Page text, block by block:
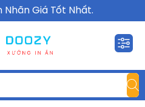
Nhãn Giá Tốt Nhất.